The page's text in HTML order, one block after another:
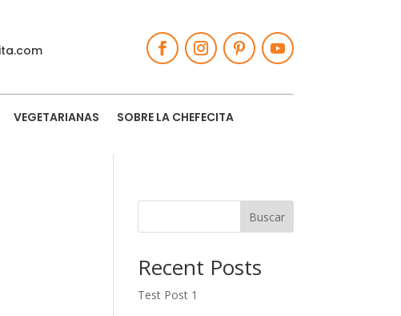
VEGETARIANAS SOBRE LA CHEFECITA
Buscar
Recent Posts
Test Post 1